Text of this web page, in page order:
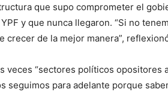
que supo comprometer el
y que nunca llegaron. “Si no
crecer de la mejor manera”,
veces “sectores políticos opositores
seguimos para adelante porque